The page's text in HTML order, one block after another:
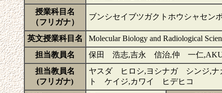
授業科目名
（フリガナ）
ブンシセイブツガクトホウシャセン
英文授業科目名
Molecular Biology and Radiological
担当教員名
保田 浩志,吉永 信治,仲 一仁
担当教員名
(フリガナ)
ヤスダ ヒロシ,ヨシナガ シンジ,
ト ケイジ,カワイ ヒデヒコ